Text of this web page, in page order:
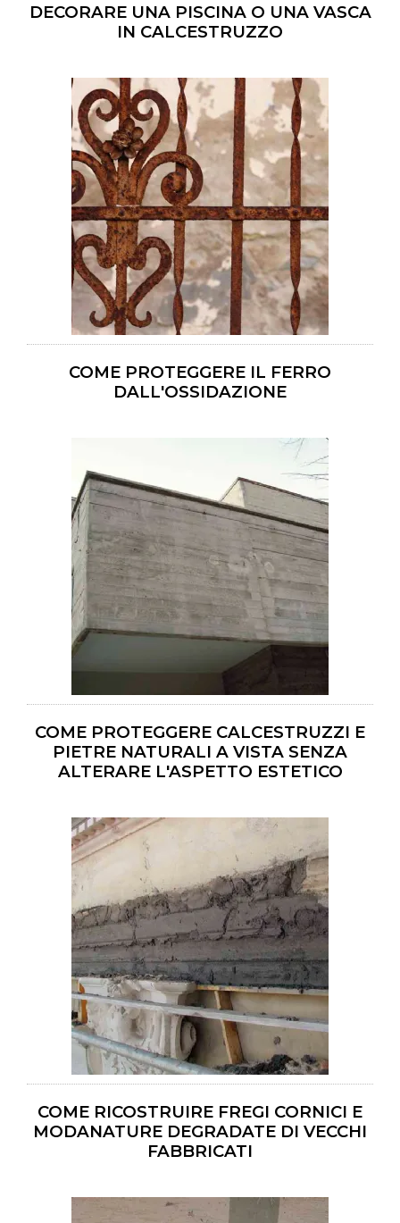
DECORARE UNA PISCINA O UNA VASCA
IN CALCESTRUZZO
COME PROTEGGERE IL FERRO
DALL'OSSIDAZIONE
COME PROTEGGERE CALCESTRUZZI E
PIETRE NATURALI A VISTA SENZA
ALTERARE L'ASPETTO ESTETICO
COME RICOSTRUIRE FREGI CORNICI E
MODANATURE DEGRADATE DI VECCHI
FABBRICATI